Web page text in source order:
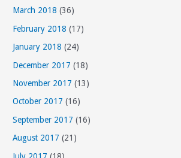
e
s
March 2018 (36)
February 2018 (17)
January 2018 (24)
December 2017 (18)
November 2017 (13)
October 2017 (16)
September 2017 (16)
August 2017 (21)
July 2017 (18)